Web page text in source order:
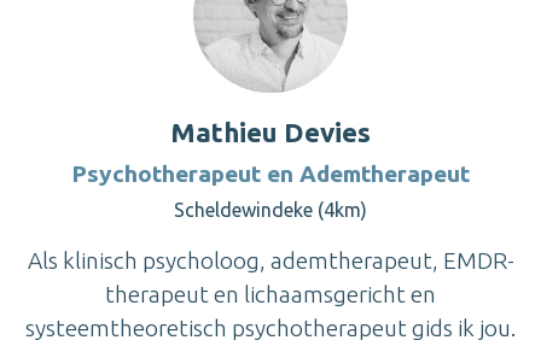
Mathieu Devies
Psychotherapeut en Ademtherapeut
Scheldewindeke (4km)
Als klinisch psycholoog, ademtherapeut, EMDR-
therapeut en lichaamsgericht en
systeemtheoretisch psychotherapeut gids ik jou.